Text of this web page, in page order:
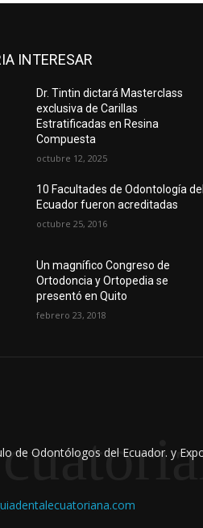
INTERESAR
Dr. Tintin dictará Masterclass
exclusiva de Carillas
Estratificadas en Resina
Compuesta
octubre 12, 2025
10 Facultades de Odontología del
Ecuador fueron acreditadas
octubre 25, 2016
Un magnífico Congreso de
Ortodoncia y Ortopedia se
presentó en Quito
febrero 23, 2018
de Odontólogos del Ecuador. y